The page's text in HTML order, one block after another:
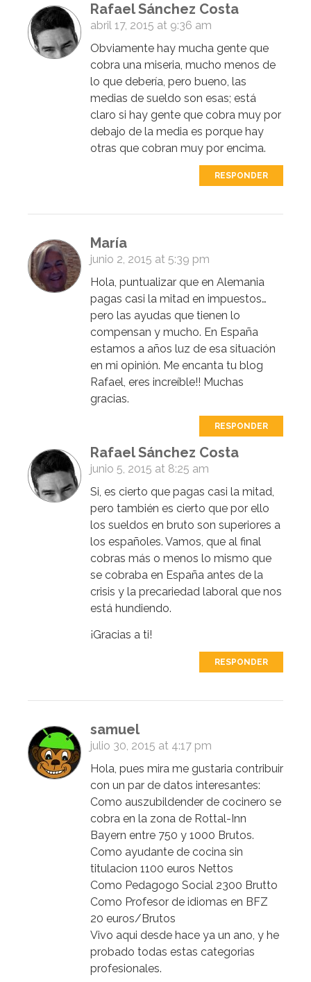
Rafael Sánchez Costa
abril 17, 2015 at 9:36 am
Obviamente hay mucha gente que
cobra una miseria, mucho menos de
lo que debería, pero bueno, las
medias de sueldo son esas; está
claro si hay gente que cobra muy por
debajo de la media es porque hay
otras que cobran muy por encima.
RESPONDER
María
junio 2, 2015 at 5:39 pm
Hola, puntualizar que en Alemania
pagas casi la mitad en impuestos…
pero las ayudas que tienen lo
compensan y mucho. En España
estamos a años luz de esa situación
en mi opinión. Me encanta tu blog
Rafael, eres increíble!! Muchas
gracias.
RESPONDER
Rafael Sánchez Costa
junio 5, 2015 at 8:25 am
Si, es cierto que pagas casi la mitad,
pero también es cierto que por ello
los sueldos en bruto son superiores a
los españoles. Vamos, que al final
cobras más o menos lo mismo que
se cobraba en España antes de la
crisis y la precariedad laboral que nos
está hundiendo.
¡Gracias a ti!
RESPONDER
samuel
julio 30, 2015 at 4:17 pm
Hola, pues mira me gustaria contribuir
con un par de datos interesantes:
Como auszubildender de cocinero se
cobra en la zona de Rottal-Inn
Bayern entre 750 y 1000 Brutos.
Como ayudante de cocina sin
titulacion 1100 euros Nettos
Como Pedagogo Social 2300 Brutto
Como Profesor de idiomas en BFZ
20 euros/Brutos
Vivo aqui desde hace ya un ano, y he
probado todas estas categorias
profesionales.